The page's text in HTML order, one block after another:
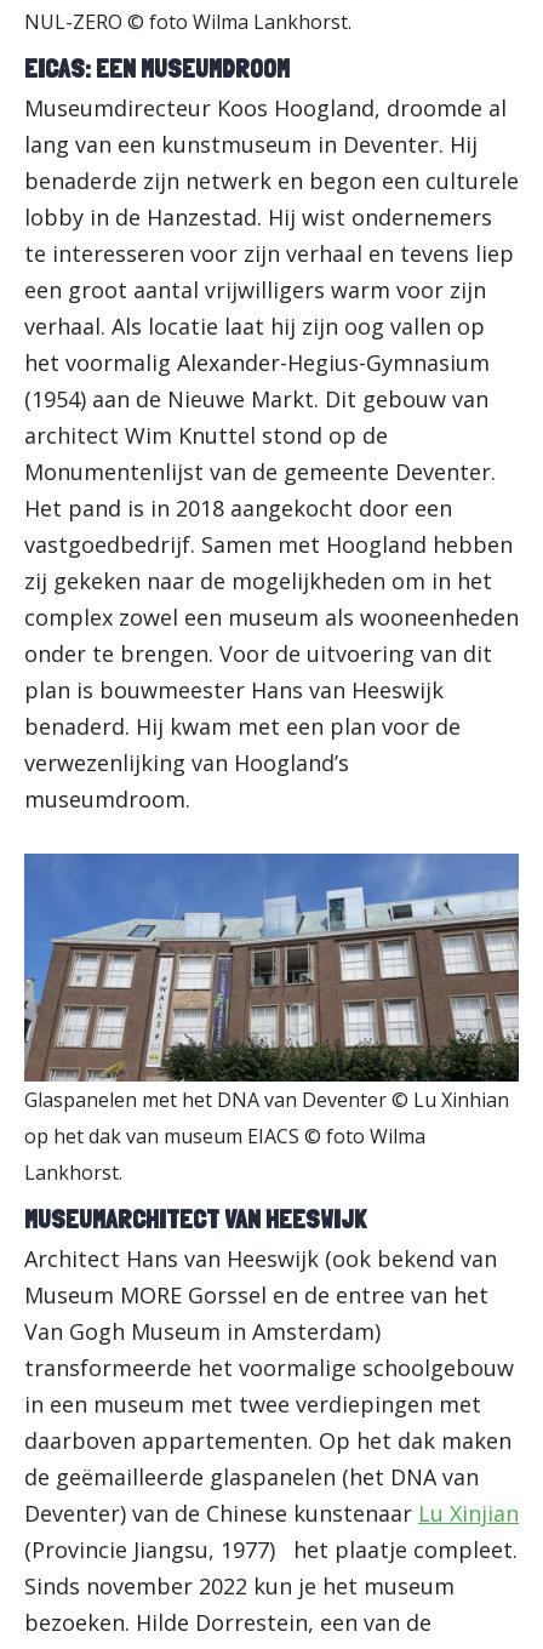
NUL-ZERO © foto Wilma Lankhorst.
EICAS: EEN MUSEUMDROOM
Museumdirecteur Koos Hoogland, droomde al
lang van een kunstmuseum in Deventer. Hij
benaderde zijn netwerk en begon een culturele
lobby in de Hanzestad. Hij wist ondernemers
te interesseren voor zijn verhaal en tevens liep
een groot aantal vrijwilligers warm voor zijn
verhaal. Als locatie laat hij zijn oog vallen op
het voormalig Alexander-Hegius-Gymnasium
(1954) aan de Nieuwe Markt. Dit gebouw van
architect Wim Knuttel stond op de
Monumentenlijst van de gemeente Deventer.
Het pand is in 2018 aangekocht door een
vastgoedbedrijf. Samen met Hoogland hebben
zij gekeken naar de mogelijkheden om in het
complex zowel een museum als wooneenheden
onder te brengen. Voor de uitvoering van dit
plan is bouwmeester Hans van Heeswijk
benaderd. Hij kwam met een plan voor de
verwezenlijking van Hoogland’s
museumdroom.
Glaspanelen met het DNA van Deventer © Lu Xinhian
op het dak van museum EIACS © foto Wilma
Lankhorst.
MUSEUMARCHITECT VAN HEESWIJK
Architect Hans van Heeswijk (ook bekend van
Museum MORE Gorssel en de entree van het
Van Gogh Museum in Amsterdam)
transformeerde het voormalige schoolgebouw
in een museum met twee verdiepingen met
daarboven appartementen. Op het dak maken
de geëmailleerde glaspanelen (het DNA van
Deventer) van de Chinese kunstenaar Lu Xinjian
(Provincie Jiangsu, 1977) het plaatje compleet.
Sinds november 2022 kun je het museum
bezoeken. Hilde Dorrestein, een van de